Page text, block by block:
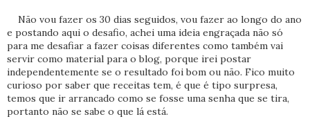
Não vou fazer os 30 dias seguidos, vou fazer ao longo do ano
e postando aqui o desafio, achei uma ideia engraçada não só
para me desafiar a fazer coisas diferentes como também vai
servir como material para o blog, porque irei postar
independentemente se o resultado foi bom ou não. Fico muito
curioso por saber que receitas tem, é que é tipo surpresa,
temos que ir arrancado como se fosse uma senha que se tira,
portanto não se sabe o que lá está.